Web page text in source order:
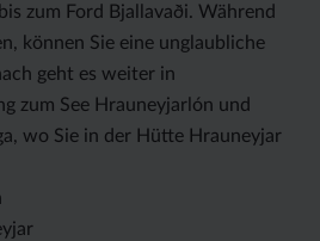
zum Ford Bjallavaði. Während
können Sie eine unglaubliche
geht es weiter in
zum See Hrauneyjarlón und
wo Sie in der Hütte Hrauneyjar